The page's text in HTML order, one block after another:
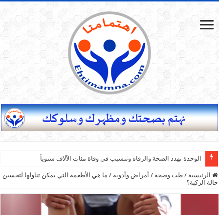
الوحدة تهدد الصحة والرفاه وتتسبب في وفاة مئات الآلاف سنوياً
الرئيسية / طب وصحة / أمراض وأدوية / ما هي الأطعمة التي يمكن تناولها لتحسين
حالة الركبة؟